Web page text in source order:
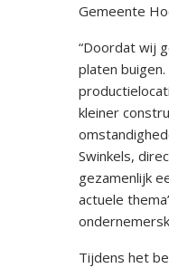
Gemeente
“Doordat wij
platen
kleiner
Swinkels,
gezamenlijk
actuele
Tijdens het